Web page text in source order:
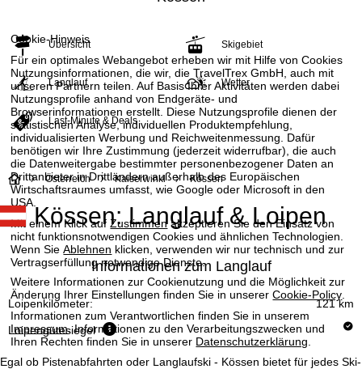
Cookie-Hinweis
Für ein optimales Webangebot erheben wir mit Hilfe von Cookies
Nutzungsinformationen, die wir, die TravelTrex GmbH, auch mit
unseren Partnern teilen. Auf Basis Ihrer Aktivitäten werden dabei
Nutzungsprofile anhand von Endgeräte- und
Browserinformationen erstellt. Diese Nutzungsprofile dienen der
statistischen Analyse, individuellen Produktempfehlung,
individualisierten Werbung und Reichweitenmessung. Dafür
benötigen wir Ihre Zustimmung (jederzeit widerrufbar), die auch
die Datenweitergabe bestimmter personenbezogener Daten an
Drittanbieter in Drittländern außerhalb des Europäischen
Wirtschaftsraumes umfasst, wie Google oder Microsoft in den
USA.
Mit einem Klick aufZustimmenakzeptieren Sie den Einsatz von
nicht funktionsnotwendigen Cookies und ähnlichen Technologien.
Wenn SieAblehnen klicken, verwenden wir nur technisch und zur
Vertragserfüllung notwendige Dienste.
Weitere Informationen zur Cookienutzung und die Möglichkeit zur
Änderung Ihrer Einstellungen finden Sie in unsererCookie-Policy.
Informationen zum Verantwortlichen finden Sie in unserem
Impressum. Informationen zu den Verarbeitungszwecken und
Ihren Rechten finden Sie in unserer Datenschutzerklärung.
Übersicht Skigebiet
Langlauf Wetter
Last-Minute & Deals
S
t
a
r
t
s
Österreich Kaiserwinkl Kössen
Kössen: Langlauf & Loipen
Informationen zum Langlauf
121 km
Loipenkilometer:
Loipengütesiegel
Egal ob Pistenabfahrten oder Langlaufski - Kössen bietet für jedes Ski-